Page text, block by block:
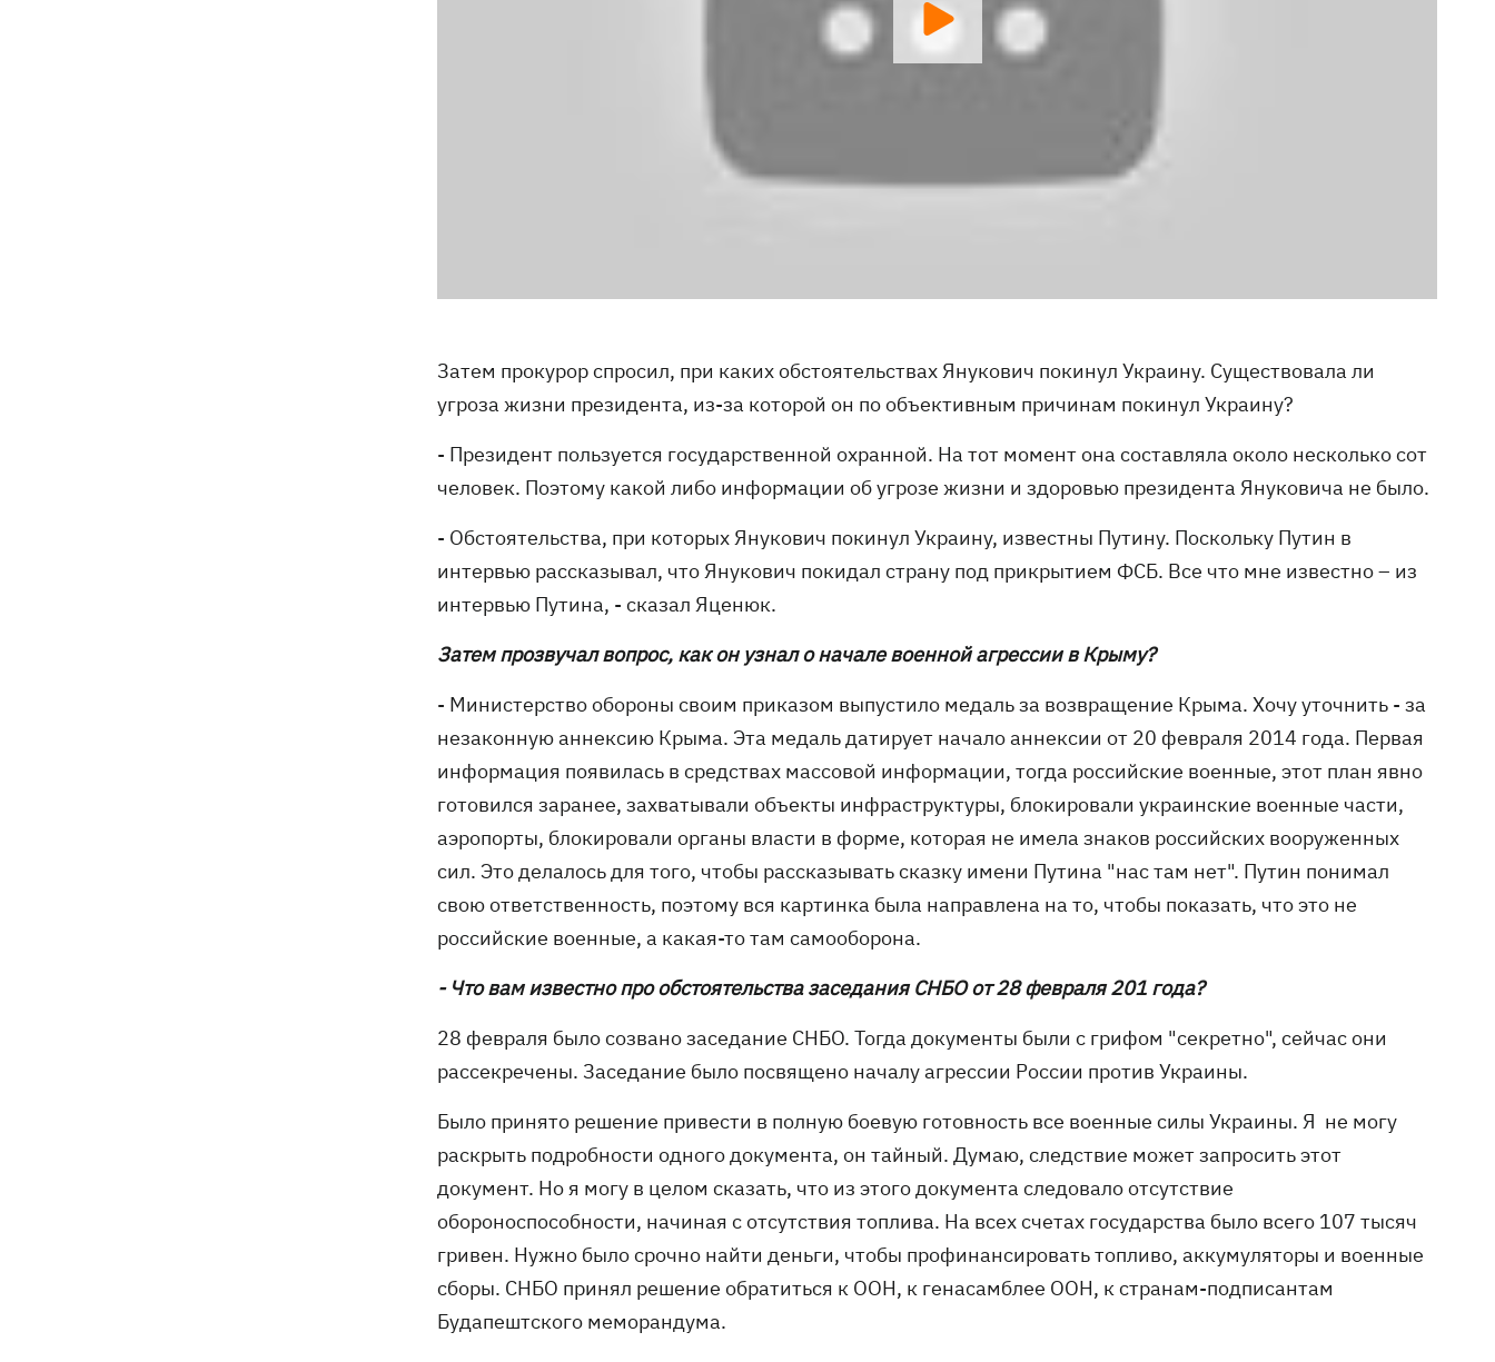
Затем прокурор спросил, при каких обстоятельствах Янукович покинул Украину. Существовала ли
угроза жизни президента, из-за которой он по объективным причинам покинул Украину?
- Президент пользуется государственной охранной. На тот момент она составляла около несколько сот
человек. Поэтому какой либо информации об угрозе жизни и здоровью президента Януковича не было.
- Обстоятельства, при которых Янукович покинул Украину, известны Путину. Поскольку Путин в
интервью рассказывал, что Янукович покидал страну под прикрытием ФСБ. Все что мне известно – из
интервью Путина, - сказал Яценюк.
Затем прозвучал вопрос, как он узнал о начале военной агрессии в Крыму?
- Министерство обороны своим приказом выпустило медаль за возвращение Крыма. Хочу уточнить - за
незаконную аннексию Крыма. Эта медаль датирует начало аннексии от 20 февраля 2014 года. Первая
информация появилась в средствах массовой информации, тогда российские военные, этот план явно
готовился заранее, захватывали объекты инфраструктуры, блокировали украинские военные части,
аэропорты, блокировали органы власти в форме, которая не имела знаков российских вооруженных
сил. Это делалось для того, чтобы рассказывать сказку имени Путина "нас там нет". Путин понимал
свою ответственность, поэтому вся картинка была направлена на то, чтобы показать, что это не
российские военные, а какая-то там самооборона.
- Что вам известно про обстоятельства заседания СНБО от 28 февраля 201 года?
28 февраля было созвано заседание СНБО. Тогда документы были с грифом "секретно", сейчас они
рассекречены. Заседание было посвящено началу агрессии России против Украины.
Было принято решение привести в полную боевую готовность все военные силы Украины. Я не могу
раскрыть подробности одного документа, он тайный. Думаю, следствие может запросить этот
документ. Но я могу в целом сказать, что из этого документа следовало отсутствие
обороноспособности, начиная с отсутствия топлива. На всех счетах государства было всего 107 тысяч
гривен. Нужно было срочно найти деньги, чтобы профинансировать топливо, аккумуляторы и военные
сборы. СНБО принял решение обратиться к ООН, к генасамблее ООН, к странам-подписантам
Будапештского меморандума.